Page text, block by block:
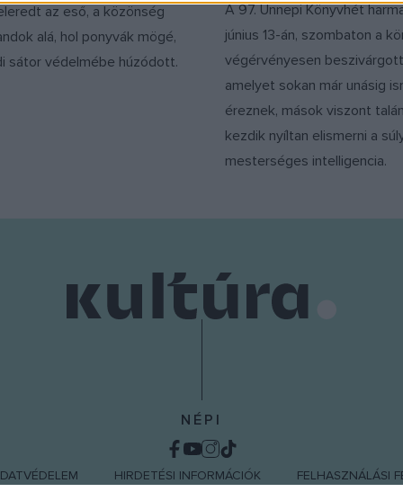
az eső, a közönség
alá, hol ponyvák mögé,
sátor védelmébe húzódott.
A 97. Ünnepi Könyvhét
június 13-án, szombaton a
végérvényesen
amelyet sokan már unásig
éreznek, mások viszont
kezdik nyíltan elismerni a
mesterséges intelligencia.
NÉPI
HIRDETÉSI INFORMÁCIÓK FELHASZNÁLÁSI